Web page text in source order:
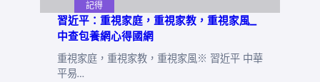
記得
習近平：重視家庭，重視家教，重視家風_
中查包養網心得國網
重視家庭，重視家教，重視家風※ 習近平 中華
平易…